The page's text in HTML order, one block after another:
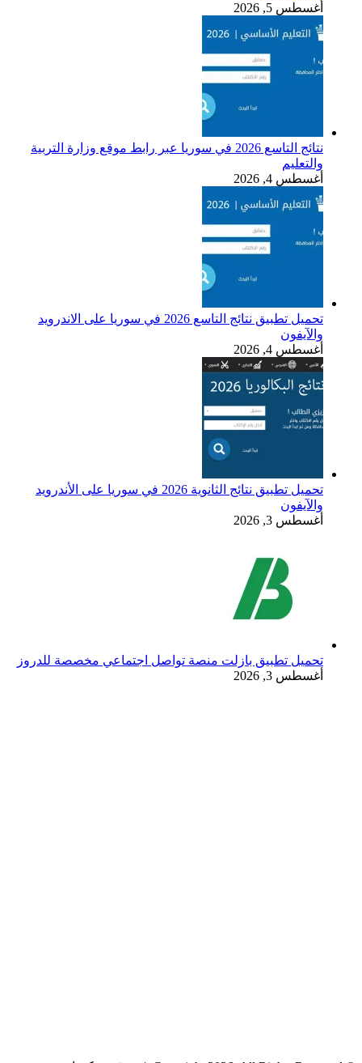
أغسطس 5, 2026
نتائج التاسع 2026 في سوريا عبر رابط موقع وزارة التربية
والتعليم
أغسطس 4, 2026
تحميل تطبيق نتائج التاسع 2026 في سوريا على الاندرويد
والآيفون
أغسطس 4, 2026
تحميل تطبيق نتائج الثانوية 2026 في سوريا على الأندرويد
والآيفون
أغسطس 3, 2026
تحميل تطبيق بازلت منصة تواصل اجتماعي مخصصة للدروز
أغسطس 3, 2026